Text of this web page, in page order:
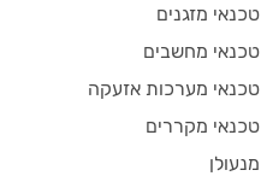
טכנאי מזגנים
טכנאי מחשבים
טכנאי מערכות אזעקה
טכנאי מקררים
מנעולן